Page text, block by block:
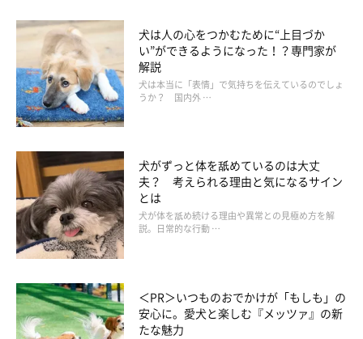
犬は人の心をつかむために“上目づか
い”ができるようになった！？専門家が
解説
犬は本当に「表情」で気持ちを伝えているのでしょ
うか？ 国内外 …
犬がずっと体を舐めているのは大丈
夫？ 考えられる理由と気になるサイン
とは
犬が体を舐め続ける理由や異常との見極め方を解
説。日常的な行動 …
＜PR＞いつものおでかけが「もしも」の
安心に。愛犬と楽しむ『メッツァ』の新
たな魅力